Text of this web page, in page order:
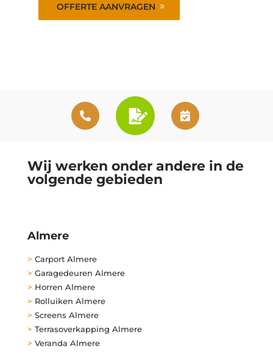
OFFERTE AANVRAGEN
Wij werken onder andere in de
volgende gebieden
Almere
> Carport Almere
> Garagedeuren Almere
> Horren Almere
> Rolluiken Almere
> Screens Almere
> Terrasoverkapping Almere
> Veranda Almere